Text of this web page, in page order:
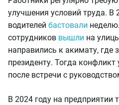
улучшения условий труда. В
водителей бастовали
сотрудников вышли на
направились к акимату, где
президенту. Тогда конфликт
после встречи с
В 2024 году на предприятии